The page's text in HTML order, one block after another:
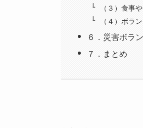
（３）食事
（４）ボラ
６．災害ボラ
７．まとめ